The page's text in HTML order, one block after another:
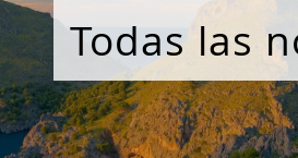
Todas las